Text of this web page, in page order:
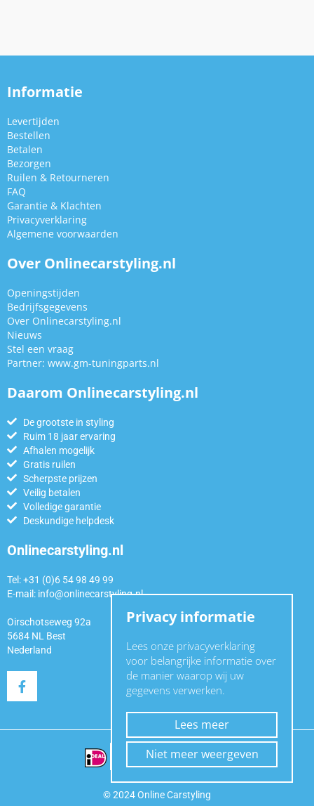
Informatie
Levertijden
Bestellen
Betalen
Bezorgen
Ruilen & Retourneren
FAQ
Garantie & Klachten
Privacyverklaring
Algemene voorwaarden
Over Onlinecarstyling.nl
Openingstijden
Bedrijfsgegevens
Over Onlinecarstyling.nl
Nieuws
Stel een vraag
Partner: www.gm-tuningparts.nl
Daarom Onlinecarstyling.nl
De grootste in styling
Ruim 18 jaar ervaring
Afhalen mogelijk
Gratis ruilen
Scherpste prijzen
Veilig betalen
Volledige garantie
Deskundige helpdesk
Onlinecarstyling.nl
Tel: +31 (0)6 54 98 49 99
E-mail: info@onlinecarstyling.nl
Oirschotseweg 92a
5684 NL Best
Nederland
© 2024 Online Carstyling
Privacy informatie
Lees onze privacyverklaring
voor belangrijke informatie over
de manier waarop wij uw
gegevens verwerken.
Lees meer
Niet meer weergeven